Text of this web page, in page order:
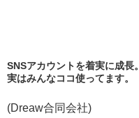
SNSアカウントを着実に成長。
実はみんなココ使ってます。
(Dreaw合同会社)